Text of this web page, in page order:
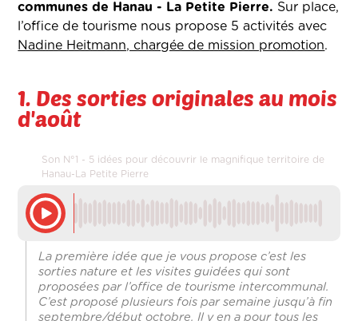
communes de Hanau - La Petite Pierre. Sur place,
l’office de tourisme nous propose 5 activités avec
Nadine Heitmann, chargée de mission promotion.
1. Des sorties originales au mois
d'août
Son N°1 - 5 idées pour découvrir le magnifique territoire de
Hanau-La Petite Pierre
La première idée que je vous propose c’est les
sorties nature et les visites guidées qui sont
proposées par l’office de tourisme intercommunal.
C’est proposé plusieurs fois par semaine jusqu’à fin
septembre/début octobre. Il y en a pour tous les